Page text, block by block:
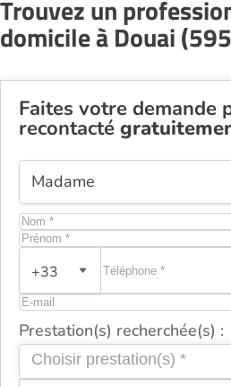
Trouvez un
domicile à Douai
Faites votre demande
recontacté
+33
Prestation(s) recherchée(s) :